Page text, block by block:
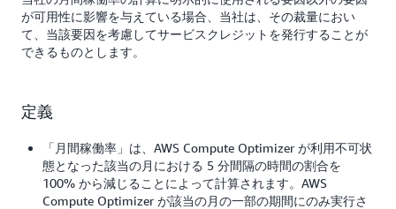
が可用性に影響を与えている場合、当社は、その裁量におい
て、当該要因を考慮してサービスクレジットを発行することが
できるものとします。
定義
「月間稼働率」は、AWS Compute Optimizer が利用不可状
態となった該当の月における 5 分間隔の時間の割合を
100% から減じることによって計算されます。AWS
Compute Optimizer が該当の月の一部の期間にのみ実行さ